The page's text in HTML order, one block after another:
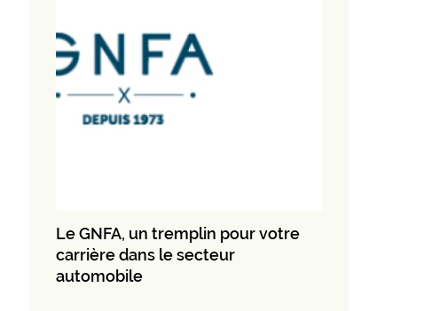
Le GNFA, un tremplin pour votre
carrière dans le secteur
automobile